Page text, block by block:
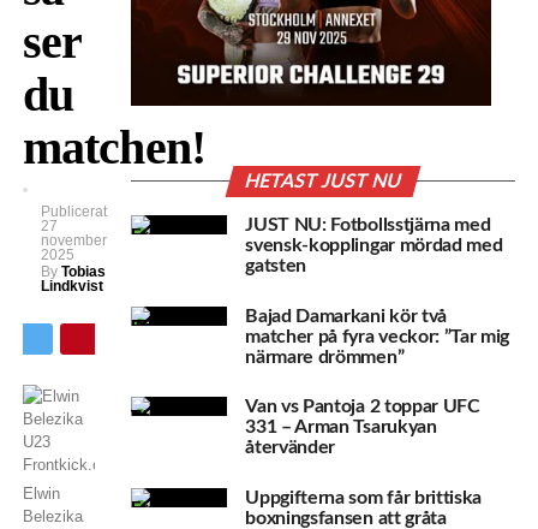
ser
du
matchen!
Publicerat
27
november
2025
By Tobias
Lindkvist
Elwin
Belezika
HETAST JUST NU
JUST NU: Fotbollsstjärna med
svensk-kopplingar mördad med
gatsten
Bajad Damarkani kör två
matcher på fyra veckor: ”Tar mig
närmare drömmen”
Van vs Pantoja 2 toppar UFC
331 – Arman Tsarukyan
återvänder
Uppgifterna som får brittiska
boxningsfansen att gråta